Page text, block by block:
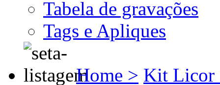
Tabela de gravações
Tags e Apliques
Home > Kit Licor